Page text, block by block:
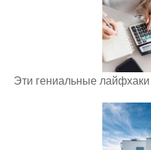
Эти гениальные